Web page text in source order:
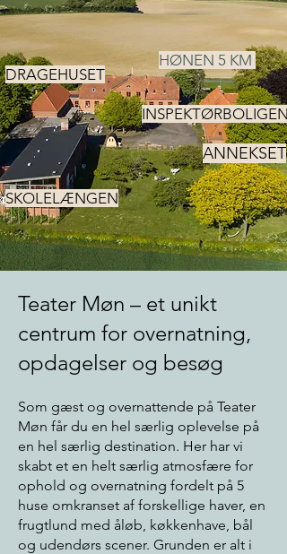
DRAGEHUSET
HØNEN 5 KM
INSPEKTØRBOLIGEN
ANNEKSET
SKOLELÆNGEN
Teater Møn – et unikt
centrum for overnatning,
opdagelser og besøg
Som gæst og overnattende på Teater
Møn får du en hel særlig oplevelse på
en hel særlig destination. Her har vi
skabt et en helt særlig atmosfære for
ophold og overnatning fordelt på 5
huse omkranset af forskellige haver, en
frugtlund med åløb, køkkenhave, bål
og udendørs scener. Grunden er alt i